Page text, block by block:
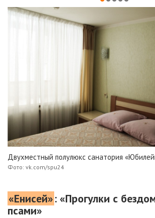
Двухместный полулюкс санатория
Фото: vk.com/spu24
«Енисей»: «Прогулки с
псами»